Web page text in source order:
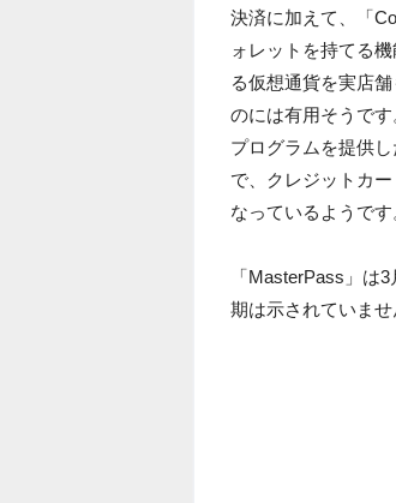
決済に加えて、「
ォレットを持てる
る仮想通貨を実店
のには有用そうで
プログラムを提供
で、クレジットカ
なっているようです
「MasterPass」は
期は示されていませ